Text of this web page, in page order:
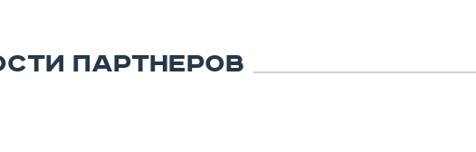
ПАРТНЕРОВ